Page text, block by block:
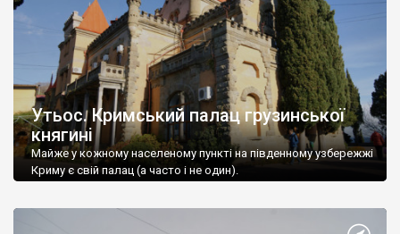
Утьос. Кримський палац грузинської
княгині
Майже у кожному населеному пункті на південному узбережжі
Криму є свій палац (а часто і не один).